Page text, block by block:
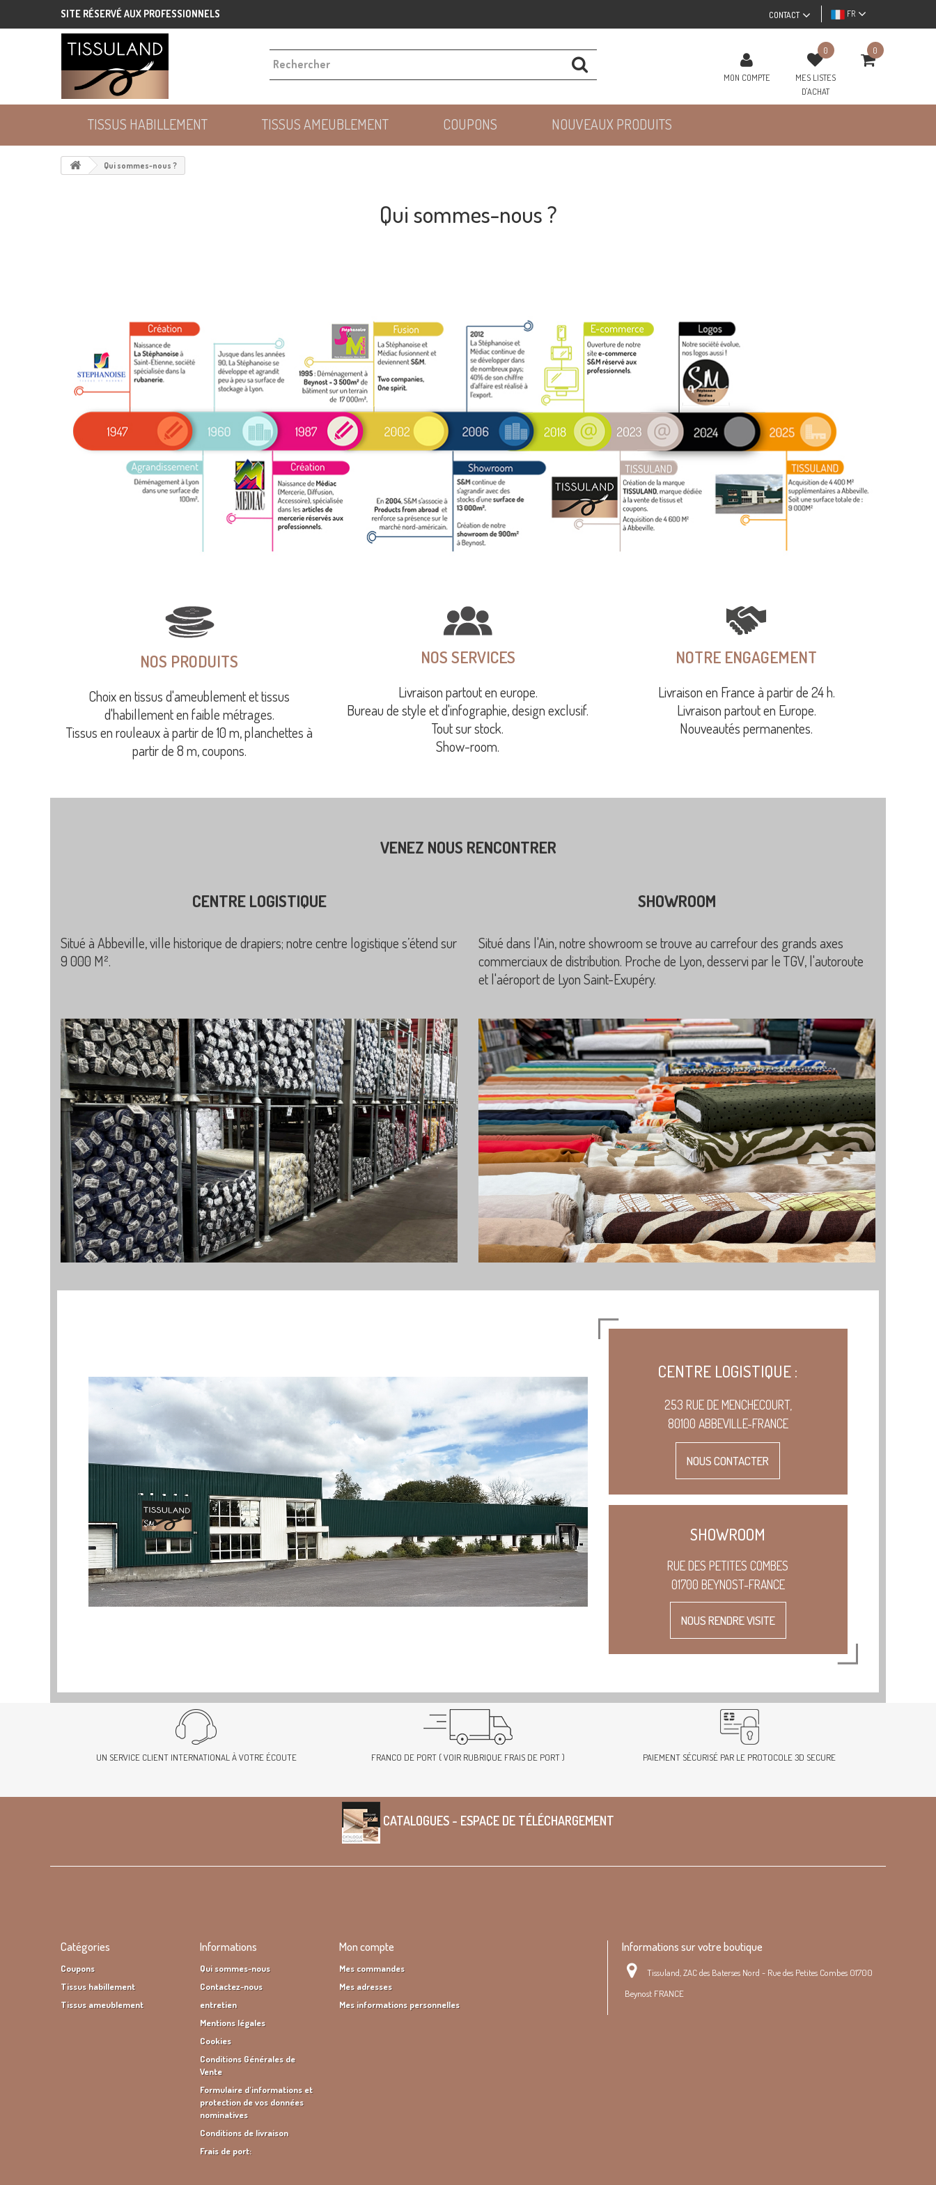
SITE RÉSERVÉ AUX PROFESSIONNELS FR
CONTACT
MON COMPTE
0
MES LISTES
D'ACHAT
0
TISSUS HABILLEMENT TISSUS AMEUBLEMENT COUPONS NOUVEAUX PRODUITS
Qui sommes-nous ?
Qui sommes-nous ?
NOS PRODUITS
Choix en tissus d'ameublement et tissus
d'habillement en faible métrages.
Tissus en rouleaux à partir de 10 m, planchettes à
partir de 8 m, coupons.
NOS SERVICES
Livraison partout en europe.
Bureau de style et d'infographie, design exclusif.
Tout sur stock.
Show-room.
NOTRE ENGAGEMENT
Livraison en France à partir de 24 h.
Livraison partout en Europe.
Nouveautés permanentes.
VENEZ NOUS RENCONTRER
CENTRE LOGISTIQUE
Situé à Abbeville, ville historique de drapiers; notre centre logistique s’étend sur
9 000 M².
SHOWROOM
Situé dans l'Ain, notre showroom se trouve au carrefour des grands axes
commerciaux de distribution. Proche de Lyon, desservi par le TGV, l'autoroute
et l'aéroport de Lyon Saint-Exupéry.
CENTRE LOGISTIQUE :
253 RUE DE MENCHECOURT,
80100 ABBEVILLE-FRANCE
NOUS CONTACTER
SHOWROOM
RUE DES PETITES COMBES
01700 BEYNOST-FRANCE
NOUS RENDRE VISITE
UN SERVICE CLIENT INTERNATIONAL À VOTRE ÉCOUTE FRANCO DE PORT ( VOIR RUBRIQUE FRAIS DE PORT ) PAIEMENT SÉCURISÉ PAR LE PROTOCOLE 3D SECURE
CATALOGUES - ESPACE DE TÉLÉCHARGEMENT
Catégories
Coupons
Tissus habillement
Tissus ameublement
Informations
Qui sommes-nous
Contactez-nous
entretien
Mentions légales
Cookies
Conditions Générales de
Vente
Formulaire d'informations et
protection de vos données
nominatives
Conditions de livraison
Frais de port:
Mon compte
Mes commandes
Mes adresses
Mes informations personnelles
Informations sur votre boutique
Tissuland, ZAC des Baterses Nord - Rue des Petites Combes 01700
Beynost FRANCE